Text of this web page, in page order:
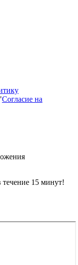
Согласие на
15 минут!